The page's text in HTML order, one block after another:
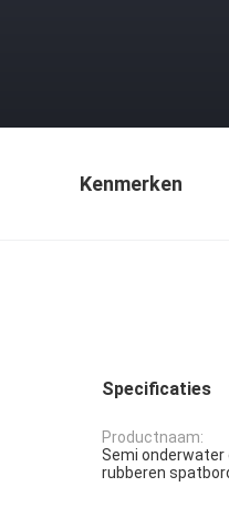
Kenmerken
Specificaties
Productnaam:
Semi
rubberen